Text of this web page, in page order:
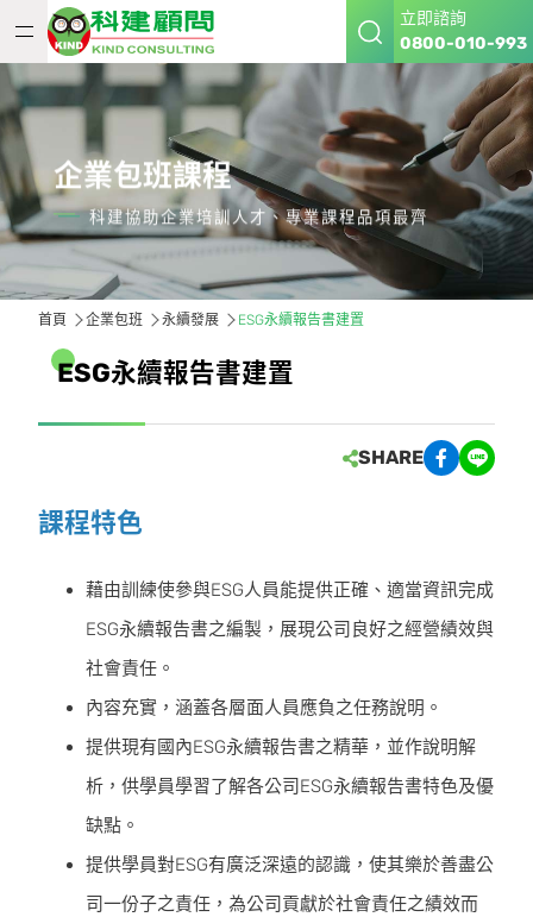
立即諮詢
0800-010-993
企業包班課程
科建協助企業培訓人才、專業課程品項最齊
首頁 企業包班 永續發展 ESG永續報告書建置
ESG永續報告書建置
SHARE
課程特色
藉由訓練使參與ESG⼈員能提供正確、適當資訊完成
ESG永續報告書之編製，展現公司良好之經營績效與
社會責任。
內容充實，涵蓋各層⾯⼈員應負之任務說明。
提供現有國內ESG永續報告書之精華，並作說明解
析，供學員學習了解各公司ESG永續報告書特⾊及優
缺點。
提供學員對ESG有廣泛深遠的認識，使其樂於善盡公
司⼀份⼦之責任，為公司貢獻於社會責任之績效⽽